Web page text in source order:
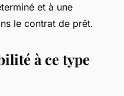
et à une
le contrat de prêt.
à ce type